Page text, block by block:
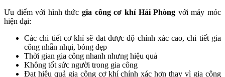
Ưu điểm với hình thức gia công cơ khí Hải Phòng với máy móc
hiện đại:
Các chi tiết cơ khí sẽ đat được độ chính xác cao, chi tiết gia
công nhẵn nhụi, bóng đẹp
Thời gian gia công nhanh nhưng hiệu quả
Không tốt sức người trong gia công
Đạt hiệu quả gia công cơ khí chính xác hơn thay vì gia công